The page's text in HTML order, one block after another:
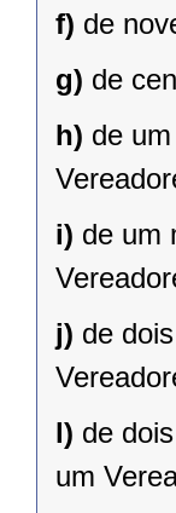
f) de
g) de
h) de
i) de um
j) de
l) de
um